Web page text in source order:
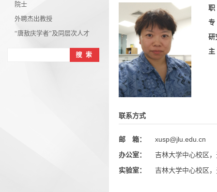
院士
外聘杰出教授
“唐敖庆学者”及同层次人才
研
联系方式
邮 箱：
xusp@jlu.edu.cn
办公室：
吉林大学中心校区
实验室：
吉林大学中心校区